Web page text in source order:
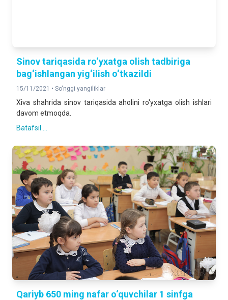
Sinov tariqasida ro‘yxatga olish tadbiriga
bag‘ishlangan yig‘ilish o‘tkazildi
15/11/2021 • So'nggi yangiliklar
Xiva shahrida sinov tariqasida aholini ro'yxatga olish ishlari
davom etmoqda.
Batafsil ...
Qariyb 650 ming nafar o‘quvchilar 1 sinfga